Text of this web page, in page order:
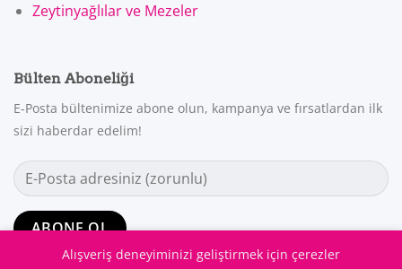
Zeytinyağlılar ve Mezeler
Bülten Aboneliği
E-Posta bültenimize abone olun, kampanya ve fırsatlardan ilk
sizi haberdar edelim!
Alışveriş deneyiminizi geliştirmek için çerezler